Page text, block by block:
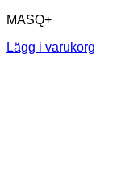
MASQ+
Lägg i varukorg